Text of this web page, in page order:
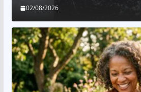
02/08/2026